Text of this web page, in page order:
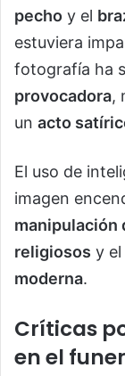
pecho y el
estuviera
fotografía ha
provocadora,
un acto
El uso de
imagen
manipulación
religiosos y el
moderna.
Críticas
en el